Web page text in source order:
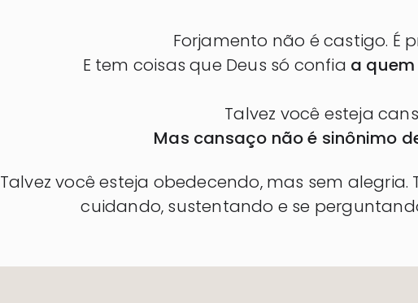
Forjamento não é castigo. É
E tem coisas que Deus só confia a
Talvez você esteja
Mas cansaço não é sinônimo
Talvez você esteja obedecendo, mas sem alegria.
cuidando, sustentando e se